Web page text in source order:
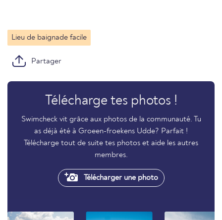
Lieu de baignade facile
Partager
Télécharge tes photos !
Swimcheck vit grâce aux photos de la communauté. Tu
as déjà été à Groeen-froekens Udde? Parfait !
Télécharge tout de suite tes photos et aide les autres
membres.
Télécharger une photo